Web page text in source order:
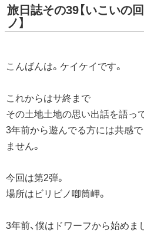
旅日誌その39【いこいの
ノ】
こんばんは。ケイケイです。
これからはサ終まで
その土地土地の思い出話を語っ
3年前から遊んでる方には共感
ません。
今回は第2弾。
場所はビリビノ喞筒岬。
3年前、僕はドワーフから始めま